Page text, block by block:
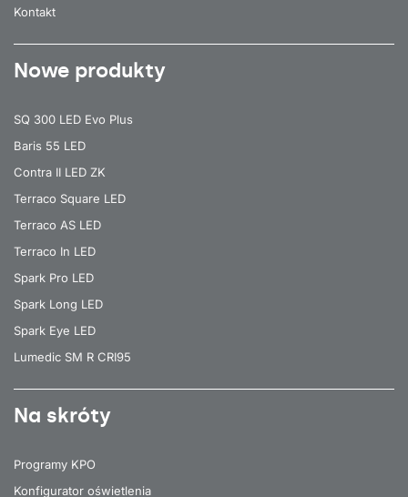
Kontakt
Nowe produkty
SQ 300 LED Evo Plus
Baris 55 LED
Contra II LED ZK
Terraco Square LED
Terraco AS LED
Terraco In LED
Spark Pro LED
Spark Long LED
Spark Eye LED
Lumedic SM R CRI95
Na skróty
Programy KPO
Konfigurator oświetlenia